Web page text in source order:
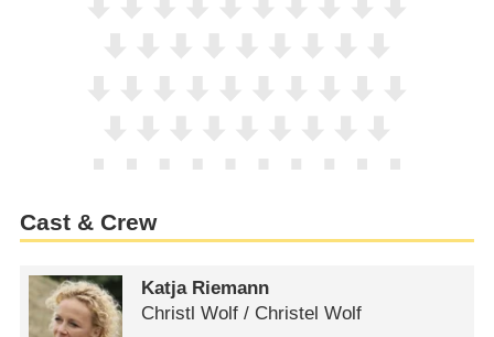
Cast & Crew
Katja Riemann
Christl Wolf /​ Christel Wolf